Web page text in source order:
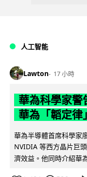
人工智能
Lawton 17 小時
華為科學家警
華為「韜定律
華為半導體首席科學家
NVIDIA 等西方晶片巨
濟效益。他同時介紹華